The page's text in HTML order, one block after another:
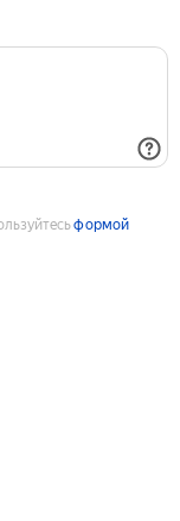
формой